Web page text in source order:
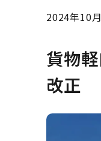
2024年10
貨物
改正